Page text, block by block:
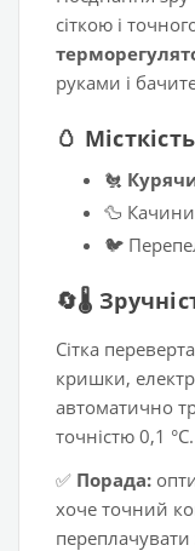
сіткою і
руками і
🥚 Місткість
🐔
🦆
🐦
🔄🌡️
Сітка
кришки,
автоматично
точністю 0,1 °C.
✅ Порада:
хоче точний